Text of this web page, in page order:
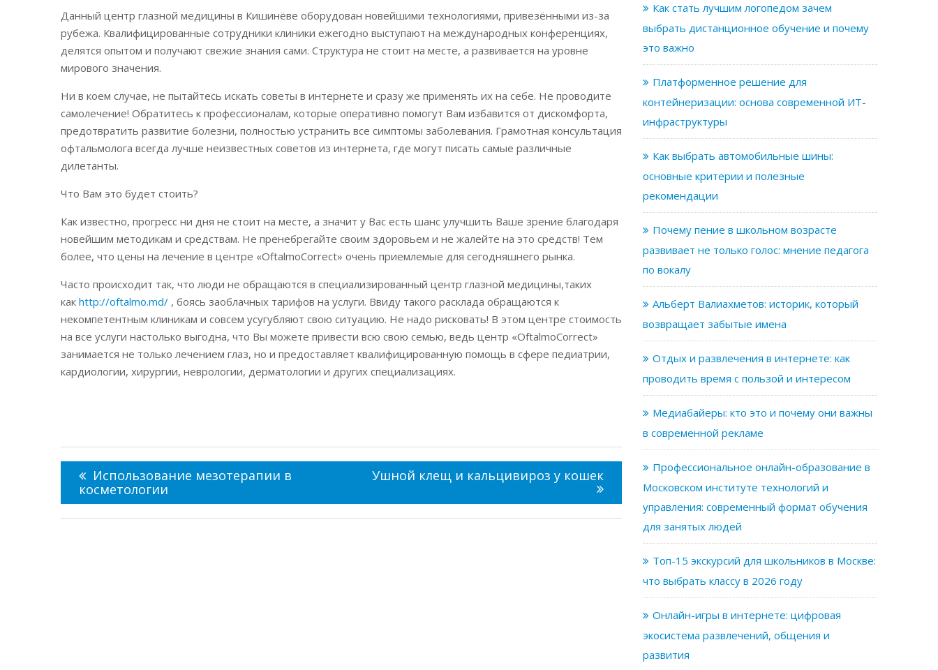
Данный центр глазной медицины в Кишинёве оборудован новейшими технологиями, привезёнными из-за
рубежа. Квалифицированные сотрудники клиники ежегодно выступают на международных конференциях,
делятся опытом и получают свежие знания сами. Структура не стоит на месте, а развивается на уровне
мирового значения.
Ни в коем случае, не пытайтесь искать советы в интернете и сразу же применять их на себе. Не проводите
самолечение! Обратитесь к профессионалам, которые оперативно помогут Вам избавится от дискомфорта,
предотвратить развитие болезни, полностью устранить все симптомы заболевания. Грамотная консультация
офтальмолога всегда лучше неизвестных советов из интернета, где могут писать самые различные
дилетанты.
Что Вам это будет стоить?
Как известно, прогресс ни дня не стоит на месте, а значит у Вас есть шанс улучшить Ваше зрение благодаря
новейшим методикам и средствам. Не пренебрегайте своим здоровьем и не жалейте на это средств! Тем
более, что цены на лечение в центре «OftalmoCorrect» очень приемлемые для сегодняшнего рынка.
Часто происходит так, что люди не обращаются в специализированный центр глазной медицины,таких
как http://oftalmo.md/ , боясь заоблачных тарифов на услуги. Ввиду такого расклада обращаются к
некомпетентным клиникам и совсем усугубляют свою ситуацию. Не надо рисковать! В этом центре стоимость
на все услуги настолько выгодна, что Вы можете привести всю свою семью, ведь центр «OftalmoCorrect»
занимается не только лечением глаз, но и предоставляет квалифицированную помощь в сфере педиатрии,
кардиологии, хирургии, неврологии, дерматологии и других специализациях.
Навигация
по
записям
Использование мезотерапии в
косметологии
Ушной клещ и кальцивироз у кошек
Как стать лучшим логопедом зачем
выбрать дистанционное обучение и почему
это важно
Платформенное решение для
контейнеризации: основа современной ИТ-
инфраструктуры
Как выбрать автомобильные шины:
основные критерии и полезные
рекомендации
Почему пение в школьном возрасте
развивает не только голос: мнение педагога
по вокалу
Альберт Валиахметов: историк, который
возвращает забытые имена
Отдых и развлечения в интернете: как
проводить время с пользой и интересом
Медиабайеры: кто это и почему они важны
в современной рекламе
Профессиональное онлайн-образование в
Московском институте технологий и
управления: современный формат обучения
для занятых людей
Топ-15 экскурсий для школьников в Москве:
что выбрать классу в 2026 году
Онлайн-игры в интернете: цифровая
экосистема развлечений, общения и
развития